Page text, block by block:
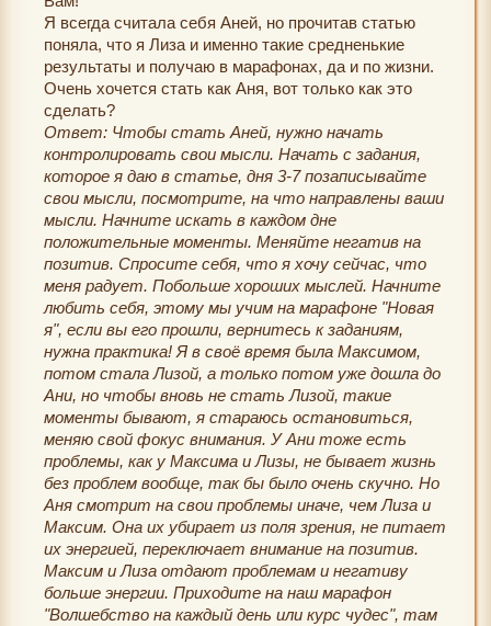
Я всегда считала себя Аней, но прочитав статью
поняла, что я Лиза и именно такие средненькие
результаты и получаю в марафонах, да и по жизни.
Очень хочется стать как Аня, вот только как это
сделать?
Ответ: Чтобы стать Аней, нужно начать
контролировать свои мысли. Начать с задания,
которое я даю в статье, дня 3-7 позаписывайте
свои мысли, посмотрите, на что направлены ваши
мысли. Начните искать в каждом дне
положительные моменты. Меняйте негатив на
позитив. Спросите себя, что я хочу сейчас, что
меня радует. Побольше хороших мыслей. Начните
любить себя, этому мы учим на марафоне "Новая
я", если вы его прошли, вернитесь к заданиям,
нужна практика! Я в своё время была Максимом,
потом стала Лизой, а только потом уже дошла до
Ани, но чтобы вновь не стать Лизой, такие
моменты бывают, я стараюсь остановиться,
меняю свой фокус внимания. У Ани тоже есть
проблемы, как у Максима и Лизы, не бывает жизнь
без проблем вообще, так бы было очень скучно. Но
Аня смотрит на свои проблемы иначе, чем Лиза и
Максим. Она их убирает из поля зрения, не питает
их энергией, переключает внимание на позитив.
Максим и Лиза отдают проблемам и негативу
больше энергии. Приходите на наш марафон
"Волшебство на каждый день или курс чудес", там